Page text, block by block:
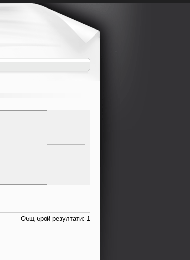
Общ брой резултати: 1